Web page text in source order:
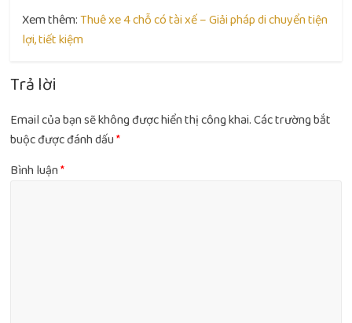
Xem thêm:Thuê xe 4 chỗ có tài xế – Giải pháp di chuyển tiện
lợi, tiết kiệm
Trả lời
Email của bạn sẽ không được hiển thị công khai.Các trường bắt
buộc được đánh dấu*
Bình luận*